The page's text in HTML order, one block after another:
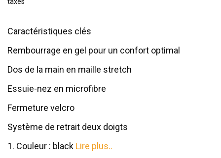
taxes
Caractéristiques clés
Rembourrage en gel pour un confort optimal
Dos de la main en maille stretch
Essuie-nez en microfibre
Fermeture velcro
Système de retrait deux doigts
1. Couleur : black Lire plus..